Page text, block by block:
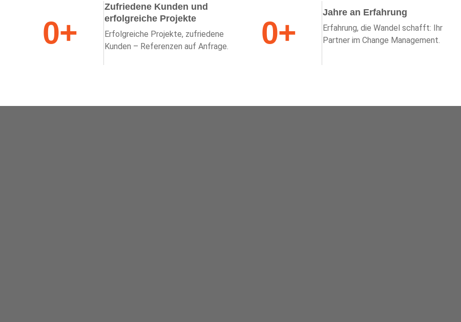
0+
Zufriedene Kunden und
erfolgreiche Projekte
Erfolgreiche Projekte, zufriedene
Kunden – Referenzen auf Anfrage.
0+
Jahre an Erfahrung
Erfahrung, die Wandel schafft: Ihr
Partner im Change Management.